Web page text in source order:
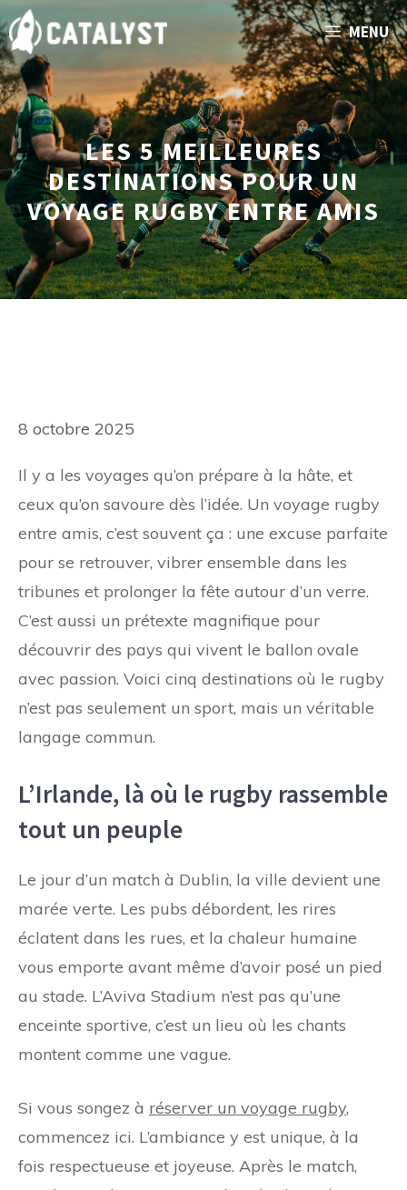
Aller
au
contenu
MENU
LES 5 MEILLEURES
DESTINATIONS POUR UN
VOYAGE RUGBY ENTRE AMIS
8 octobre 2025
Il y a les voyages qu’on prépare à la hâte, et
ceux qu’on savoure dès l’idée. Un voyage rugby
entre amis, c’est souvent ça : une excuse parfaite
pour se retrouver, vibrer ensemble dans les
tribunes et prolonger la fête autour d’un verre.
C’est aussi un prétexte magnifique pour
découvrir des pays qui vivent le ballon ovale
avec passion. Voici cinq destinations où le rugby
n’est pas seulement un sport, mais un véritable
langage commun.
L’Irlande, là où le rugby rassemble
tout un peuple
Le jour d’un match à Dublin, la ville devient une
marée verte. Les pubs débordent, les rires
éclatent dans les rues, et la chaleur humaine
vous emporte avant même d’avoir posé un pied
au stade. L’Aviva Stadium n’est pas qu’une
enceinte sportive, c’est un lieu où les chants
montent comme une vague.
Si vous songez à réserver un voyage rugby,
commencez ici. L’ambiance y est unique, à la
fois respectueuse et joyeuse. Après le match,